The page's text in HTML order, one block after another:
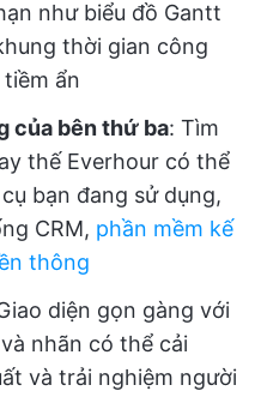
như biểu đồ Gantt
thời gian công
ẩn
của bên thứ ba: Tìm
thế Everhour có thể
bạn đang sử dụng,
CRM, phần mềm kế
thông
diện gọn gàng với
nhãn có thể cải
và trải nghiệm người